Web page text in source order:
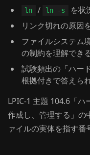
ln / ln -s
を状
リンク切れの原因
ファイルシステム
の制約を理解でき
試験頻出の「ハー
根拠付きで答えら
LPIC-1 主題 104.6「
作成し、管理する」の
ァイルの実体を指す番